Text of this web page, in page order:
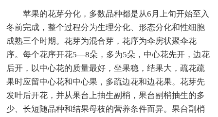
苹果的花芽分化，多数品种都是从6月上旬开始至入
冬前完成，整个过程分为生理分化、形态分化和性细胞
成熟三个时期。花芽为混合芽，花序为伞房状聚伞花
序。每个花序开花5—8朵，多为5朵，中心花先开，边花
后开，以中心花的质量最好，坐果稳，结果大，疏花疏
果时应留中心花和中心果，多疏边花和边花果。花芽先
发叶后开花，并从果台上抽生副梢，果台副梢抽生的多
少、长短随品种和结果母枝的营养条件而异。果台副梢